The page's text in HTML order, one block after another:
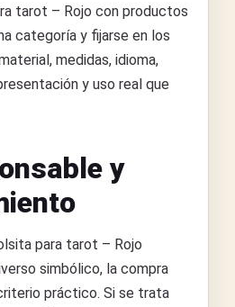
tarot – Rojo con productos
categoría y fijarse en los
medidas, idioma,
y uso real que
y
para tarot – Rojo
simbólico, la compra
práctico. Si se trata